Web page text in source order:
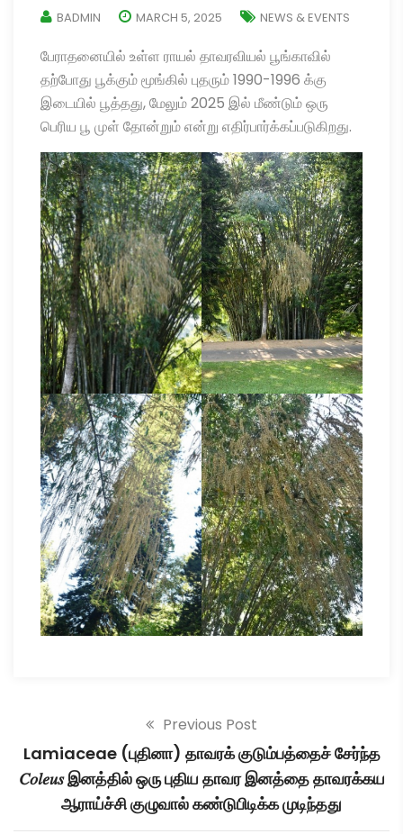
BADMIN MARCH 5, 2025 NEWS & EVENTS
பேராதனையில் உள்ள ராயல் தாவரவியல் பூங்காவில்
தற்போது பூக்கும் மூங்கில் புதரும் 1990-1996 க்கு
இடையில் பூத்தது, மேலும் 2025 இல் மீண்டும் ஒரு
பெரிய பூ முள் தோன்றும் என்று எதிர்பார்க்கப்படுகிறது.
Previous Post
Lamiaceae (புதினா) தாவரக் குடும்பத்தைச் சேர்ந்த
𝐶𝑜𝑙𝑒𝑢𝑠 இனத்தில் ஒரு புதிய தாவர இனத்தை தாவரக்கய
ஆராய்ச்சி குழுவால் கண்டுபிடிக்க முடிந்தது